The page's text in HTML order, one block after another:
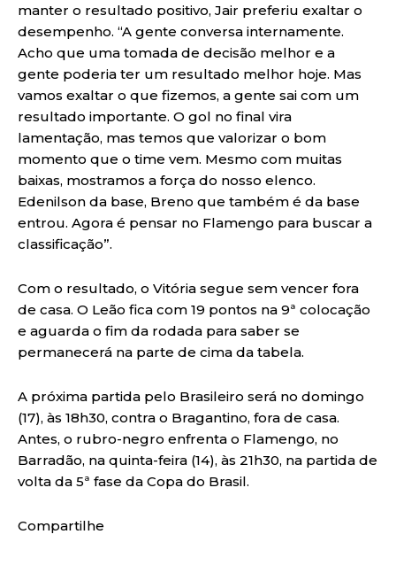
manter o resultado positivo, Jair preferiu exaltar o
desempenho. “A gente conversa internamente.
Acho que uma tomada de decisão melhor e a
gente poderia ter um resultado melhor hoje. Mas
vamos exaltar o que fizemos, a gente sai com um
resultado importante. O gol no final vira
lamentação, mas temos que valorizar o bom
momento que o time vem. Mesmo com muitas
baixas, mostramos a força do nosso elenco.
Edenilson da base, Breno que também é da base
entrou. Agora é pensar no Flamengo para buscar a
classificação”.
Com o resultado, o Vitória segue sem vencer fora
de casa. O Leão fica com 19 pontos na 9ª colocação
e aguarda o fim da rodada para saber se
permanecerá na parte de cima da tabela.
A próxima partida pelo Brasileiro será no domingo
(17), às 18h30, contra o Bragantino, fora de casa.
Antes, o rubro-negro enfrenta o Flamengo, no
Barradão, na quinta-feira (14), às 21h30, na partida de
volta da 5ª fase da Copa do Brasil.
Compartilhe